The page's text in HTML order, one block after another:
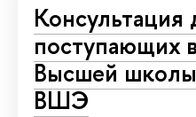
Консультация
поступающих
Высшей
ВШЭ